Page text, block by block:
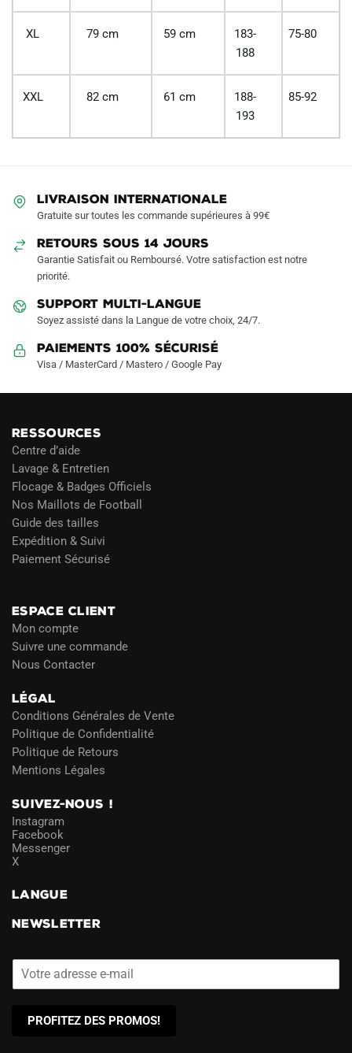
XL 79 cm 59 cm
183-
188
75-80
XXL 82 cm 61 cm
188-
193
85-92
LIVRAISON INTERNATIONALE
Gratuite sur toutes les commande supérieures à 99€
RETOURS SOUS 14 JOURS
Garantie Satisfait ou Remboursé. Votre satisfaction est notre
priorité.
SUPPORT MULTI-LANGUE
Soyez assisté dans la Langue de votre choix, 24/7.
Paiements 100% Sécurisé
Visa / MasterCard / Mastero / Google Pay
RESSOURCES
Centre d’aide
Lavage & Entretien
Flocage & Badges Officiels
Nos Maillots de Football
Guide des tailles
Expédition & Suivi
Paiement Sécurisé
ESPACE CLIENT
Mon compte
Suivre une commande
Nous Contacter
LÉGAL
Conditions Générales de Vente
Politique de Confidentialité
Politique de Retours
Mentions Légales
SUIVEZ-NOUS !
Instagram
Facebook
Messenger
X
LANGUE
NEWSLETTER
PROFITEZ DES PROMOS!